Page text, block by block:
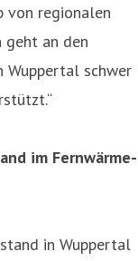
von regionalen
geht an den
Wuppertal schwer
im Fernwärme-
in Wuppertal